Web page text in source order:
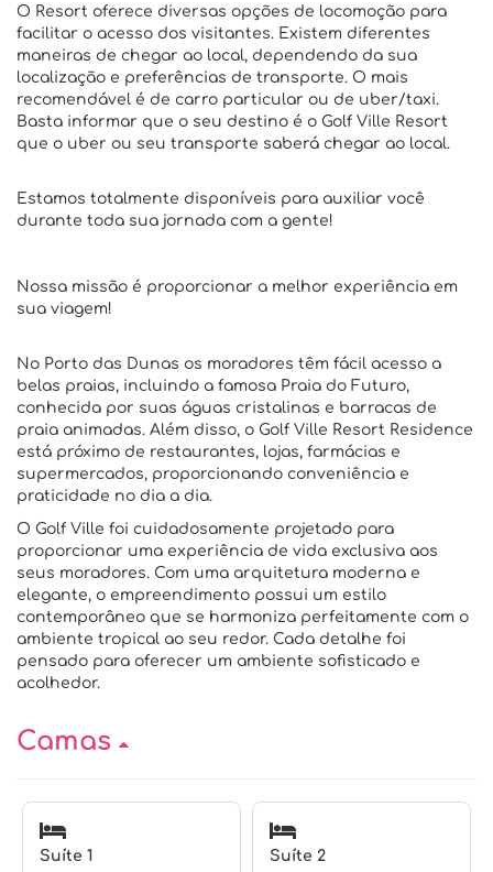
O Resort oferece diversas opções de locomoção para
facilitar o acesso dos visitantes. Existem diferentes
maneiras de chegar ao local, dependendo da sua
localização e preferências de transporte. O mais
recomendável é de carro particular ou de uber/taxi.
Basta informar que o seu destino é o Golf Ville Resort
que o uber ou seu transporte saberá chegar ao local.
Estamos totalmente disponíveis para auxiliar você
durante toda sua jornada com a gente!
Nossa missão é proporcionar a melhor experiência em
sua viagem!
No Porto das Dunas os moradores têm fácil acesso a
belas praias, incluindo a famosa Praia do Futuro,
conhecida por suas águas cristalinas e barracas de
praia animadas. Além disso, o Golf Ville Resort Residence
está próximo de restaurantes, lojas, farmácias e
supermercados, proporcionando conveniência e
praticidade no dia a dia.
O Golf Ville foi cuidadosamente projetado para
proporcionar uma experiência de vida exclusiva aos
seus moradores. Com uma arquitetura moderna e
elegante, o empreendimento possui um estilo
contemporâneo que se harmoniza perfeitamente com o
ambiente tropical ao seu redor. Cada detalhe foi
pensado para oferecer um ambiente sofisticado e
acolhedor.
Camas
Suíte 1 Suíte 2